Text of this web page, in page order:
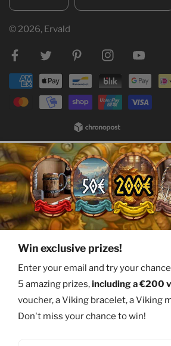
© 2026, Ervald
Facebook PinterestInstagram
Payment
methods
Win exclusive prizes!
Enter your email and try your
5 amazing prizes,including a €200
voucher, a Viking bracelet, a Viking
Don't miss your chance to win!